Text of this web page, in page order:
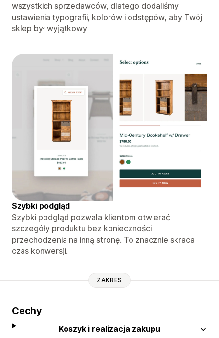
wszystkich sprzedawców, dlatego dodaliśmy
ustawienia typografii, kolorów i odstępów, aby Twój
sklep był wyjątkowy
Szybki podgląd
Szybki podgląd pozwala klientom otwierać
szczegóły produktu bez konieczności
przechodzenia na inną stronę. To znacznie skraca
czas konwersji.
ZAKRES
Cechy
Koszyk i realizacja zakupu